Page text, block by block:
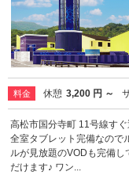
料金 休憩 3,200 円 ～
高松市国分寺町 11号線す
全室タブレット完備なので
ルが見放題のVODも完備
だけます♪ ワン...